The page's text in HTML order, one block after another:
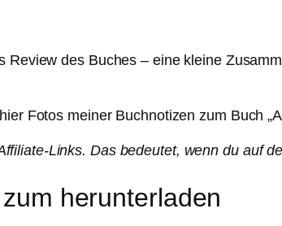
Review des Buches – eine kleine
Fotos meiner Buchnotizen zum Buch
Links. Das bedeutet, wenn du auf
herunterladen